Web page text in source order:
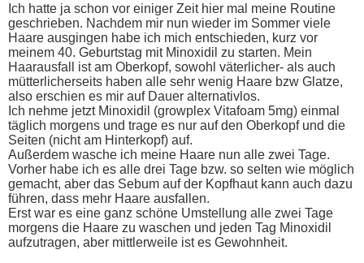
Ich hatte ja schon vor einiger Zeit hier mal meine Routine
geschrieben. Nachdem mir nun wieder im Sommer viele
Haare ausgingen habe ich mich entschieden, kurz vor
meinem 40. Geburtstag mit Minoxidil zu starten. Mein
Haarausfall ist am Oberkopf, sowohl väterlicher- als auch
mütterlicherseits haben alle sehr wenig Haare bzw Glatze,
also erschien es mir auf Dauer alternativlos.
Ich nehme jetzt Minoxidil (growplex Vitafoam 5mg) einmal
täglich morgens und trage es nur auf den Oberkopf und die
Seiten (nicht am Hinterkopf) auf.
Außerdem wasche ich meine Haare nun alle zwei Tage.
Vorher habe ich es alle drei Tage bzw. so selten wie möglich
gemacht, aber das Sebum auf der Kopfhaut kann auch dazu
führen, dass mehr Haare ausfallen.
Erst war es eine ganz schöne Umstellung alle zwei Tage
morgens die Haare zu waschen und jeden Tag Minoxidil
aufzutragen, aber mittlerweile ist es Gewohnheit.